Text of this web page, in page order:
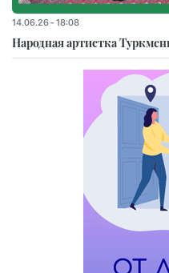
14.06.26 - 18:08
Народная артистка